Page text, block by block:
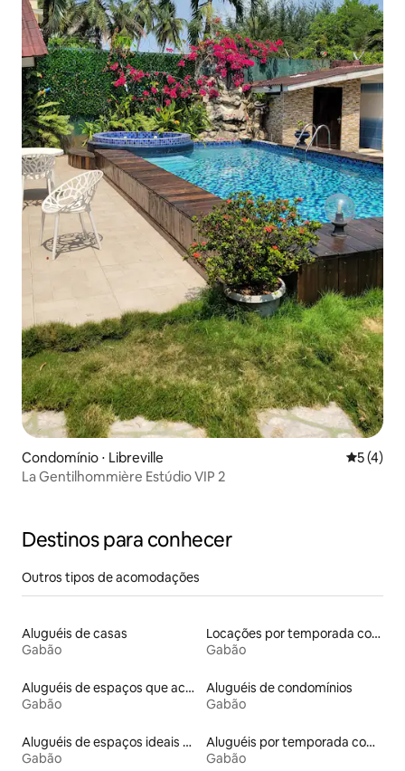
Condomínio ⋅ Libreville 5 de
5 (4)
La Gentilhommière Estúdio VIP 2
Destinos para conhecer
Outros tipos de acomodações
Aluguéis de casas
Gabão
Locações por temporada com piscina
Gabão
Aluguéis de espaços que aceitam animais de estimação
Gabão
Aluguéis de condomínios
Gabão
Aluguéis de espaços ideais para famílias
Gabão
Aluguéis por temporada com acesso à praia
Gabão